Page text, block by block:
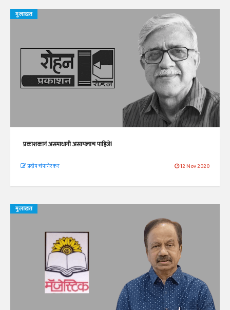
मुलाखत
प्रकाशकानं असमाधानी असायलाच पाहिजे!
प्रदीप चंपानेरकर 12 Nov 2020
मुलाखत